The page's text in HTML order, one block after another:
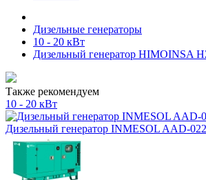
Дизельные генераторы
10 - 20 кВт
Дизельный генератор HIMOINSA
Также рекомендуем
10 - 20 кВт
Дизельный генератор INMESOL AAD-